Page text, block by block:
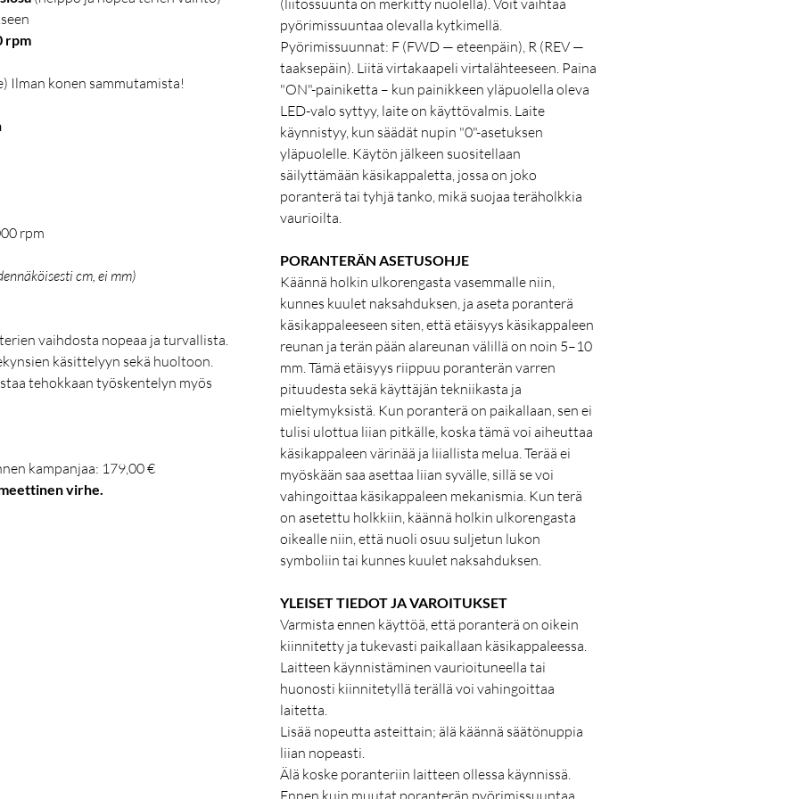
rpm
Ilman konen sammutamista!
rpm
cm, ei mm)
vaihdosta nopeaa ja turvallista.
käsittelyyn sekä huoltoon.
tehokkaan työskentelyn myös
kampanjaa: 179,00 €
virhe.
(liitossuunta on merkitty nuolella). Voit vaihtaa
pyörimissuuntaa olevalla kytkimellä.
Pyörimissuunnat: F (FWD — eteenpäin), R (REV —
taaksepäin). Liitä virtakaapeli virtalähteeseen. Paina
"ON"-painiketta – kun painikkeen yläpuolella oleva
LED-valo syttyy, laite on käyttövalmis. Laite
käynnistyy, kun säädät nupin "0"-asetuksen
yläpuolelle. Käytön jälkeen suositellaan
säilyttämään käsikappaletta, jossa on joko
poranterä tai tyhjä tanko, mikä suojaa teräholkkia
vaurioilta.
PORANTERÄN ASETUSOHJE
Käännä holkin ulkorengasta vasemmalle niin,
kunnes kuulet naksahduksen, ja aseta poranterä
käsikappaleeseen siten, että etäisyys käsikappaleen
reunan ja terän pään alareunan välillä on noin 5–10
mm. Tämä etäisyys riippuu poranterän varren
pituudesta sekä käyttäjän tekniikasta ja
mieltymyksistä. Kun poranterä on paikallaan, sen ei
tulisi ulottua liian pitkälle, koska tämä voi aiheuttaa
käsikappaleen värinää ja liiallista melua. Terää ei
myöskään saa asettaa liian syvälle, sillä se voi
vahingoittaa käsikappaleen mekanismia. Kun terä
on asetettu holkkiin, käännä holkin ulkorengasta
oikealle niin, että nuoli osuu suljetun lukon
symboliin tai kunnes kuulet naksahduksen.
YLEISET TIEDOT JA VAROITUKSET
Varmista ennen käyttöä, että poranterä on oikein
kiinnitetty ja tukevasti paikallaan käsikappaleessa.
Laitteen käynnistäminen vaurioituneella tai
huonosti kiinnitetyllä terällä voi vahingoittaa
laitetta.
Lisää nopeutta asteittain; älä käännä säätönuppia
liian nopeasti.
Älä koske poranteriin laitteen ollessa käynnissä.
Ennen kuin muutat poranterän pyörimissuuntaa,